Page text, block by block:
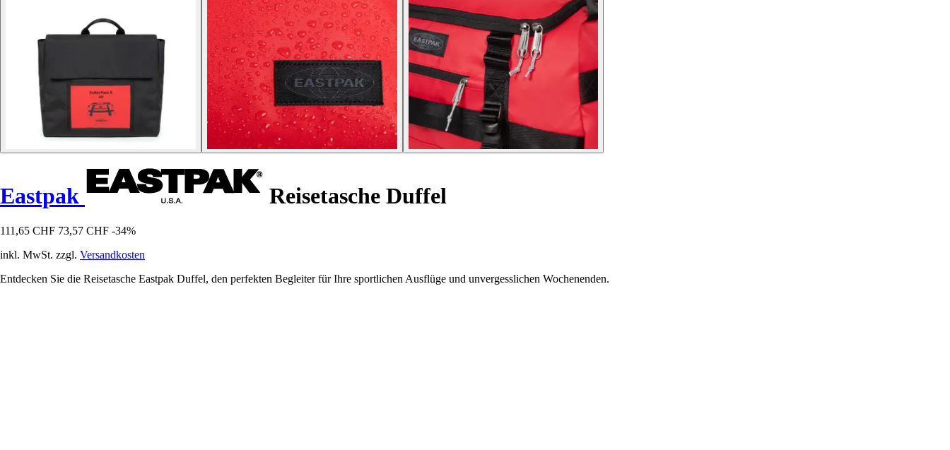
Eastpak Reisetasche Duffel
111,65 CHF 73,57 CHF -34%
inkl. MwSt. zzgl. Versandkosten
Entdecken Sie die Reisetasche Eastpak Duffel, den perfekten Begleiter für Ihre sportlichen Ausflüge und unvergesslichen Wochenenden.